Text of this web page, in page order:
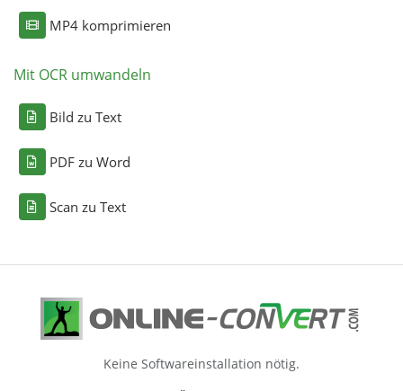
MP4 komprimieren
Mit OCR umwandeln
Bild zu Text
PDF zu Word
Scan zu Text
Keine Softwareinstallation nötig.